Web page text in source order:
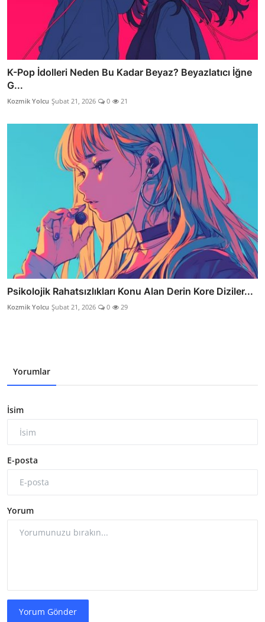
K-Pop İdolleri Neden Bu Kadar Beyaz? Beyazlatıcı İğne
G...
Kozmik Yolcu Şubat 21, 2026 0 21
Psikolojik Rahatsızlıkları Konu Alan Derin Kore Diziler...
Kozmik Yolcu Şubat 21, 2026 0 29
Yorumlar
İsim
E-posta
Yorum
Yorum Gönder